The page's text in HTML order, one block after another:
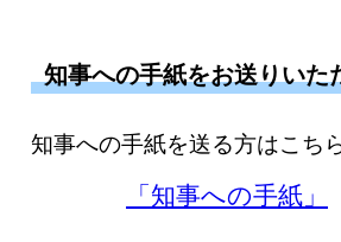
知事への手紙をお送りいた
知事への手紙を送る方はこち
「知事への手紙」